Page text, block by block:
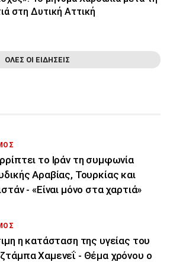
στη Δυτική Αττική
ΟΛΕΣ ΟΙ ΕΙΔΗΣΕΙΣ
το Ιράν τη συμφωνία
Αραβίας, Τουρκίας και
- «Είναι μόνο στα χαρτιά»
η κατάσταση της υγείας του
Χαμενεΐ - Θέμα χρόνου ο